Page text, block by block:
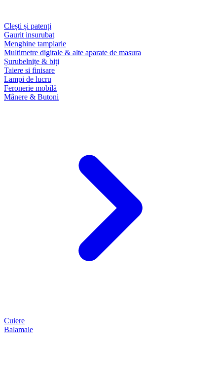
Clești și patenți
Gaurit insurubat
Menghine tamplarie
Multimetre digitale & alte aparate de masura
Șurubelnițe & biți
Taiere si finisare
Lampi de lucru
Feronerie mobilă
Mânere & Butoni
Cuiere
Balamale